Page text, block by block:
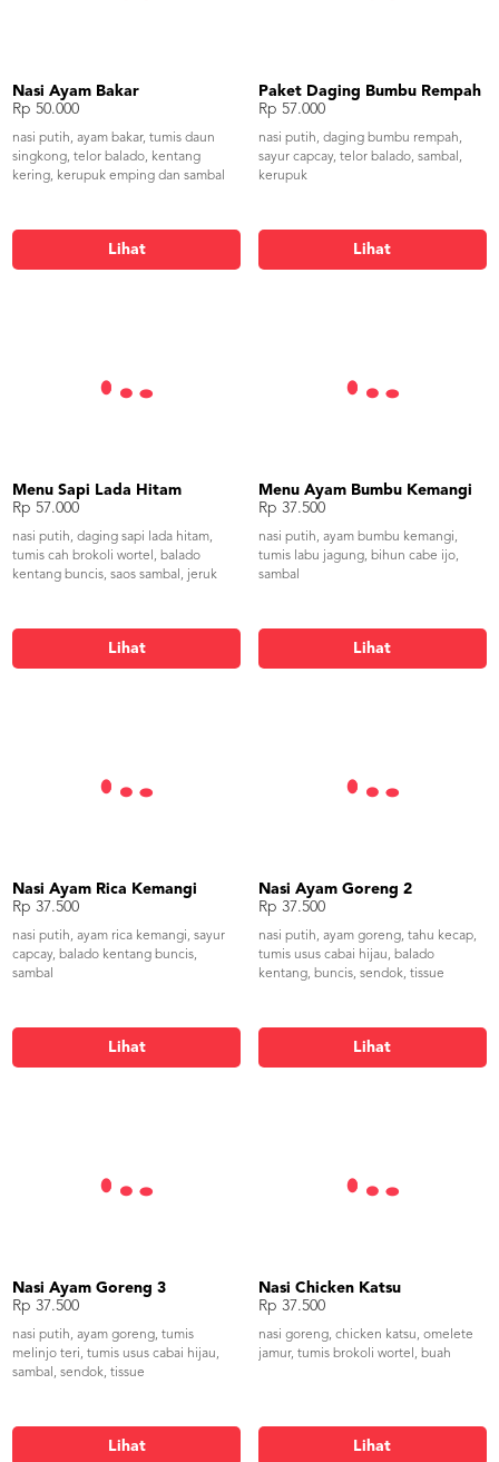
Nasi Ayam Bakar
Rp 50.000
nasi putih, ayam bakar, tumis daun
singkong, telor balado, kentang
kering, kerupuk emping dan sambal
Lihat
Paket Daging Bumbu Rempah
Rp 57.000
nasi putih, daging bumbu rempah,
sayur capcay, telor balado, sambal,
kerupuk
Lihat
Menu Sapi Lada Hitam
Rp 57.000
nasi putih, daging sapi lada hitam,
tumis cah brokoli wortel, balado
kentang buncis, saos sambal, jeruk
Lihat
Menu Ayam Bumbu Kemangi
Rp 37.500
nasi putih, ayam bumbu kemangi,
tumis labu jagung, bihun cabe ijo,
sambal
Lihat
Nasi Ayam Rica Kemangi
Rp 37.500
nasi putih, ayam rica kemangi, sayur
capcay, balado kentang buncis,
sambal
Lihat
Nasi Ayam Goreng 2
Rp 37.500
nasi putih, ayam goreng, tahu kecap,
tumis usus cabai hijau, balado
kentang, buncis, sendok, tissue
Lihat
Nasi Ayam Goreng 3
Rp 37.500
nasi putih, ayam goreng, tumis
melinjo teri, tumis usus cabai hijau,
sambal, sendok, tissue
Lihat
Nasi Chicken Katsu
Rp 37.500
nasi goreng, chicken katsu, omelete
jamur, tumis brokoli wortel, buah
Lihat